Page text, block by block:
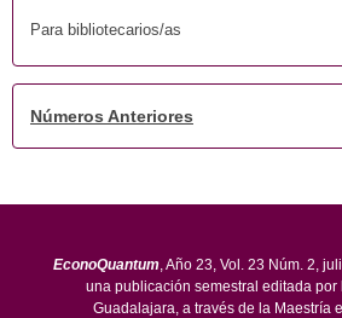
Para bibliotecarios/as
Números Anteriores
EconoQuantum , Año 23, Vol. 23 Núm. 2,
una publicación semestral editada por
Guadalajara, a través de la Maestría